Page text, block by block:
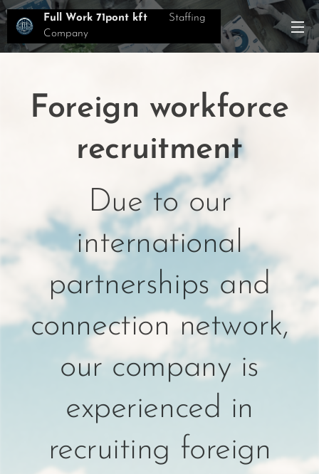
Full Work 71pont kft Staffing
Company
Foreign workforce
recruitment
Due to our
international
partnerships and
connection network,
our company is
experienced in
recruiting foreign